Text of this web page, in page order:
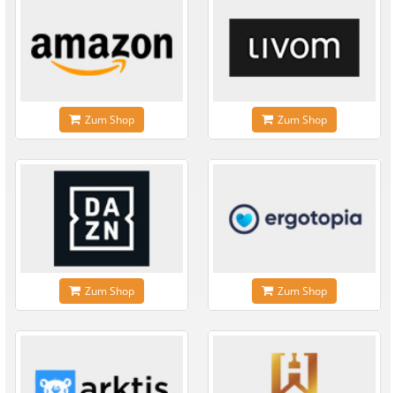
Zum Shop Zum Shop
Zum Shop Zum Shop